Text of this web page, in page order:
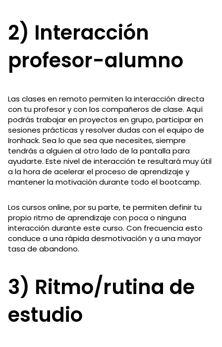
2) Interacción
profesor-alumno
Las clases en remoto permiten la interacción directa
con tu profesor y con los compañeros de clase. Aquí
podrás trabajar en proyectos en grupo, participar en
sesiones prácticas y resolver dudas con el equipo de
Ironhack. Sea lo que sea que necesites, siempre
tendrás a alguien al otro lado de la pantalla para
ayudarte. Este nivel de interacción te resultará muy útil
a la hora de acelerar el proceso de aprendizaje y
mantener la motivación durante todo el bootcamp.
Los cursos online, por su parte, te permiten definir tu
propio ritmo de aprendizaje con poca o ninguna
interacción durante este curso. Con frecuencia esto
conduce a una rápida desmotivación y a una mayor
tasa de abandono.
3) Ritmo/rutina de
estudio